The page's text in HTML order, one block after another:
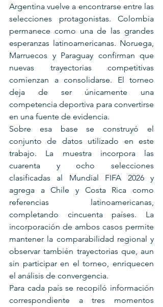
Argentina vuelve a encontrarse entre las
selecciones protagonistas. Colombia
permanece como una de las grandes
esperanzas latinoamericanas. Noruega,
Marruecos y Paraguay confirman que
nuevas trayectorias competitivas
comienzan a consolidarse. El torneo
deja de ser únicamente una
competencia deportiva para convertirse
en una fuente de evidencia.
Sobre esa base se construyó el
conjunto de datos utilizado en este
trabajo. La muestra incorpora las
cuarenta y ocho selecciones
clasificadas al Mundial FIFA 2026 y
agrega a Chile y Costa Rica como
referencias latinoamericanas,
completando cincuenta países. La
incorporación de ambos casos permite
mantener la comparabilidad regional y
observar también trayectorias que, aun
sin participar en el torneo, enriquecen
el análisis de convergencia.
Para cada país se recopiló información
correspondiente a tres momentos